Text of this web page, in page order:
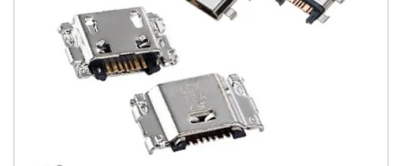
Thay pin
Pin iPhone Pin Samsumg
Pin Realme
Thay vỏ
Vỏ iPhone